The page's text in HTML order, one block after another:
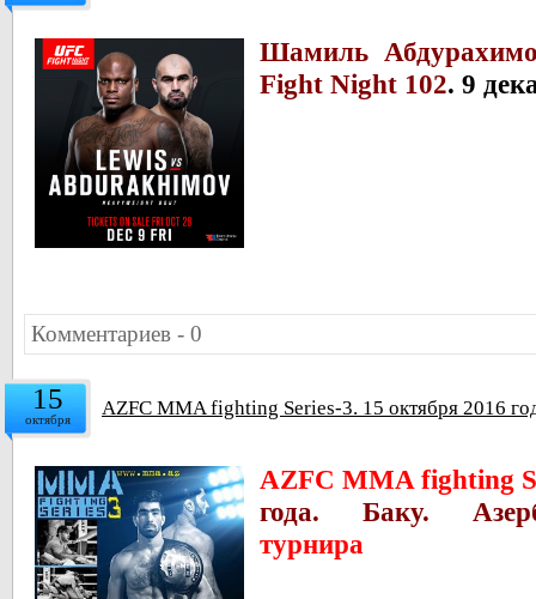
Шамиль
Fight Night 102. 9
Комментариев - 0
15
октября AZFC MMA fighting Series-3. 15 октября 2016
AZFC MMA fighting
года. Баку.
турнира